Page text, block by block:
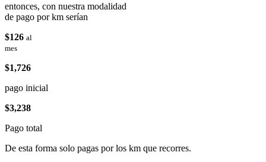
entonces, con nuestra modalidad
de pago por km serían
$126 al
mes
$1,726
pago inicial
$3,238
Pago total
De esta forma solo pagas por los km que recorres.